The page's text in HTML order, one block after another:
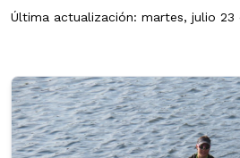
Última actualización: martes, julio 23